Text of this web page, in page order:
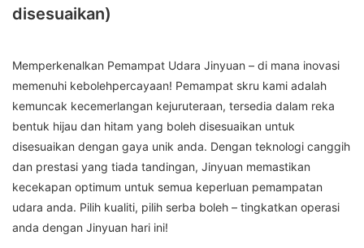
disesuaikan)
Memperkenalkan Pemampat Udara Jinyuan – di mana inovasi
memenuhi kebolehpercayaan! Pemampat skru kami adalah
kemuncak kecemerlangan kejuruteraan, tersedia dalam reka
bentuk hijau dan hitam yang boleh disesuaikan untuk
disesuaikan dengan gaya unik anda. Dengan teknologi canggih
dan prestasi yang tiada tandingan, Jinyuan memastikan
kecekapan optimum untuk semua keperluan pemampatan
udara anda. Pilih kualiti, pilih serba boleh – tingkatkan operasi
anda dengan Jinyuan hari ini!